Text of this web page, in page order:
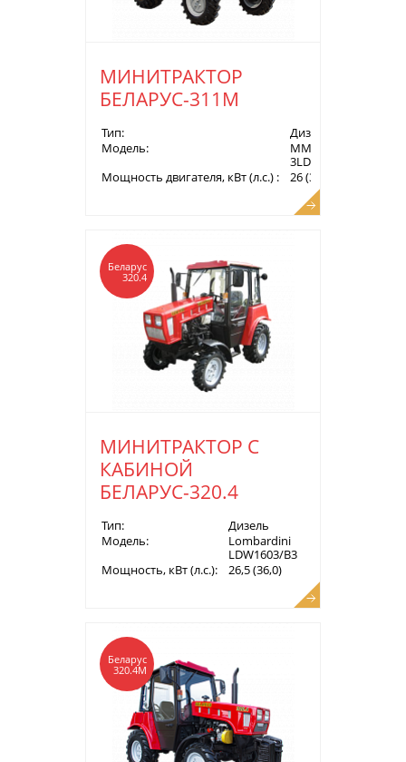
МИНИТРАКТОР
БЕЛАРУС-311М
Тип:
Дизель
Модель:
MMZ-
3LD
Мощность двигателя, кВт (л.с.) :
26 (35,4)
Беларус
320.4
МИНИТРАКТОР С
КАБИНОЙ
БЕЛАРУС-320.4
Тип:
Дизель
Модель:
Lombardini
LDW1603/B3
Мощность, кВт (л.с.):
26,5 (36,0)
Беларус
320.4М